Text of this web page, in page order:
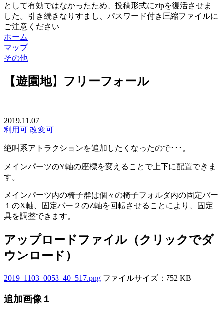
として有効ではなかったため、投稿形式にzipを復活させま
した。引き続きなりすまし、パスワード付き圧縮ファイルに
ご注意ください
ホーム
マップ
その他
【遊園地】フリーフォール
2019.11.07
利用可 改変可
絶叫系アトラクションを追加したくなったので･･･。
メインパーツのY軸の座標を変えることで上下に配置できま
す。
メインパーツ内の椅子群は個々の椅子フォルダ内の固定バー
１のX軸、固定バー２のZ軸を回転させることにより、固定
具を調整できます。
アップロードファイル（クリックでダ
ウンロード）
2019_1103_0058_40_517.png ファイルサイズ：752 KB
追加画像１